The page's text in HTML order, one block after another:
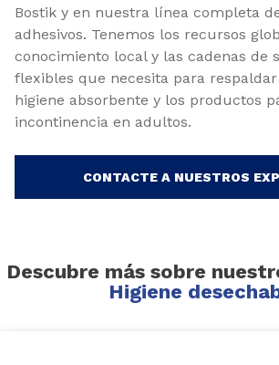
Bostik y en nuestra línea completa
adhesivos. Tenemos los recursos
conocimiento local y las cadenas de
flexibles que necesita para
higiene absorbente y los productos
incontinencia en adultos.
CONTACTE A NUESTROS
Descubre más sobre
Higiene